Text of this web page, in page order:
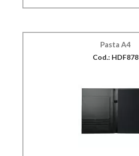
Pasta A4
Cod.: HDF878